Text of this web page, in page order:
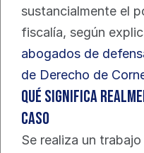
sustancialmente el
fiscalía, según
abogados de
de Derecho de
Qué significa
caso
Se realiza un